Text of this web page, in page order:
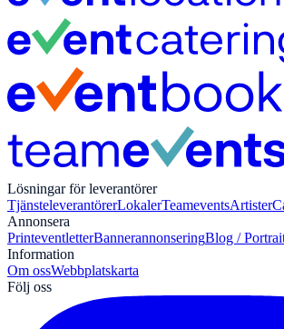
Lösningar för leverantörer
TjänsteleverantörerLokalerTeameventsArtister
Annonsera
PrinteventletterBannerannonseringBlog /
Information
Om ossWebbplatskarta
Följ oss